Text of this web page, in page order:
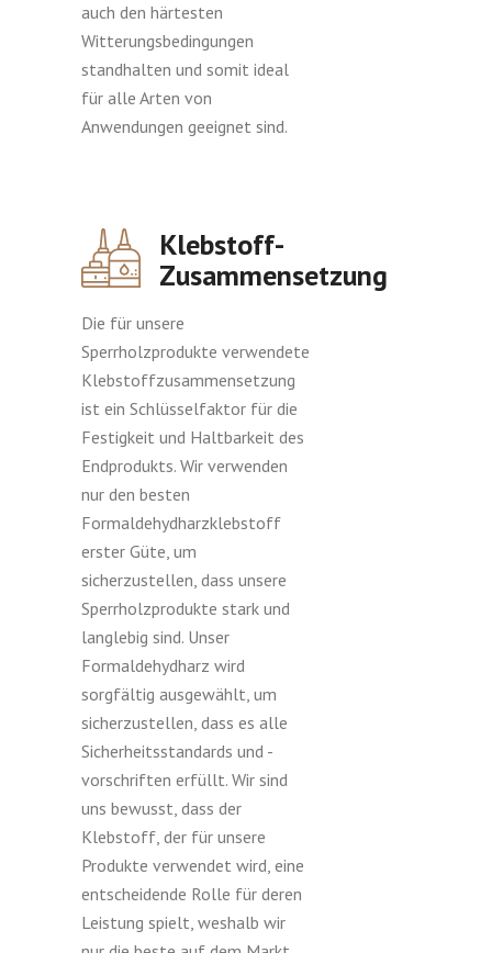
auch den härtesten
Witterungsbedingungen
standhalten und somit ideal
für alle Arten von
Anwendungen geeignet sind.
Klebstoff-
Zusammensetzung
Die für unsere
Sperrholzprodukte verwendete
Klebstoffzusammensetzung
ist ein Schlüsselfaktor für die
Festigkeit und Haltbarkeit des
Endprodukts. Wir verwenden
nur den besten
Formaldehydharzklebstoff
erster Güte, um
sicherzustellen, dass unsere
Sperrholzprodukte stark und
langlebig sind. Unser
Formaldehydharz wird
sorgfältig ausgewählt, um
sicherzustellen, dass es alle
Sicherheitsstandards und -
vorschriften erfüllt. Wir sind
uns bewusst, dass der
Klebstoff, der für unsere
Produkte verwendet wird, eine
entscheidende Rolle für deren
Leistung spielt, weshalb wir